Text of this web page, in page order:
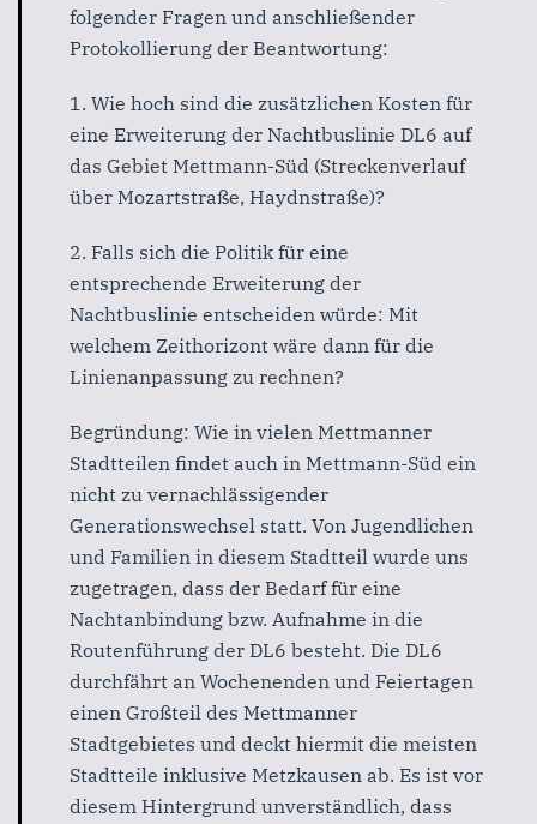
folgender Fragen und anschließender
Protokollierung der Beantwortung:
1. Wie hoch sind die zusätzlichen Kosten für
eine Erweiterung der Nachtbuslinie DL6 auf
das Gebiet Mettmann-Süd (Streckenverlauf
über Mozartstraße, Haydnstraße)?
2. Falls sich die Politik für eine
entsprechende Erweiterung der
Nachtbuslinie entscheiden würde: Mit
welchem Zeithorizont wäre dann für die
Linienanpassung zu rechnen?
Begründung: Wie in vielen Mettmanner
Stadtteilen findet auch in Mettmann-Süd ein
nicht zu vernachlässigender
Generationswechsel statt. Von Jugendlichen
und Familien in diesem Stadtteil wurde uns
zugetragen, dass der Bedarf für eine
Nachtanbindung bzw. Aufnahme in die
Routenführung der DL6 besteht. Die DL6
durchfährt an Wochenenden und Feiertagen
einen Großteil des Mettmanner
Stadtgebietes und deckt hiermit die meisten
Stadtteile inklusive Metzkausen ab. Es ist vor
diesem Hintergrund unverständlich, dass